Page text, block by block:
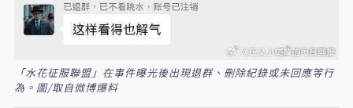
「水花征服聯盟」在事件曝光後出現退群、刪除紀錄或未回應等行
為。圖/取自微博爆料